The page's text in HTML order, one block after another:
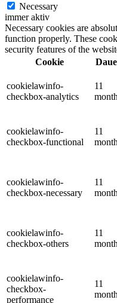
Necessary
immer aktiv
Necessary cookies are
function properly. These
security features of the
Cookie
cookielawinfo-
checkbox-analytics
11
cookielawinfo-
checkbox-functional
11
cookielawinfo-
checkbox-necessary
11
cookielawinfo-
checkbox-others
11
cookielawinfo-
checkbox-
performance
11